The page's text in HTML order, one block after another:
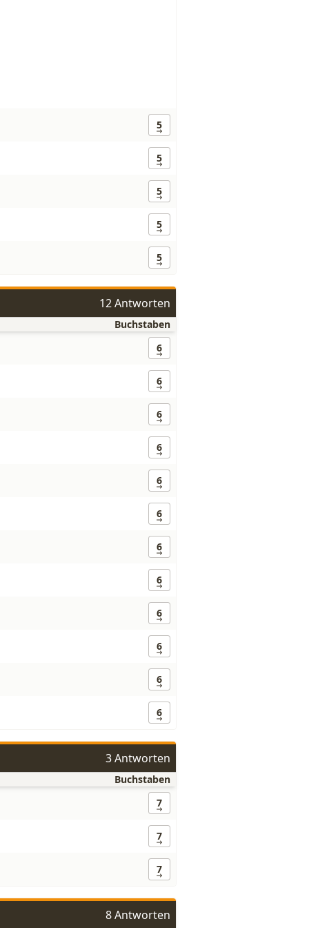
5
5
5
5
5
12 Antworten
Buchstaben
6
6
6
6
6
6
6
6
6
6
6
6
3 Antworten
Buchstaben
7
7
7
8 Antworten